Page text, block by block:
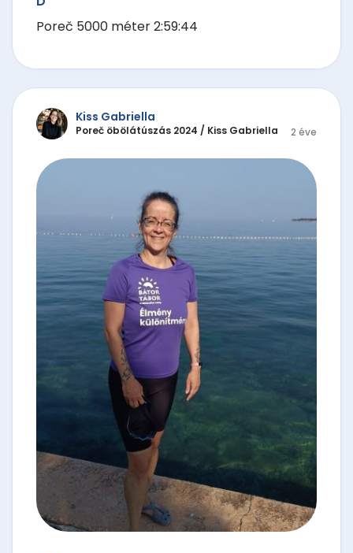
Poreč 5000 méter 2:59:44
Kiss Gabriella
Poreč öbölátúszás 2024 / Kiss Gabriella 2 éve